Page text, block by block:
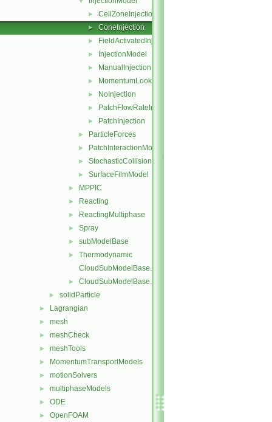
► CellZoneInjection
► ConeInjection
► FieldActivatedInjection
► InjectionModel
► ManualInjection
► MomentumLookupTableInjection
► NoInjection
► PatchFlowRateInjection
► PatchInjection
► ParticleForces
► PatchInteractionModel
► StochasticCollision
► SurfaceFilmModel
► MPPIC
► Reacting
► ReactingMultiphase
► Spray
► subModelBase
►
Thermodynamic
CloudSubModelBase.C
► CloudSubModelBase.H
► solidParticle
► Lagrangian
► mesh
► meshCheck
► meshTools
► MomentumTransportModels
► motionSolvers
► multiphaseModels
► ODE
► OpenFOAM